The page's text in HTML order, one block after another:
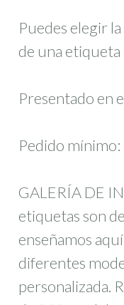
Puedes elegir
de una etiqueta
Presentado en
Pedido
GALERÍA DE
etiquetas son
enseñamos
diferentes
personalizada.